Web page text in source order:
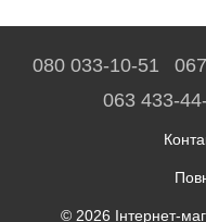
080 033-10-51
063 433-
© 2026 Інтернет-